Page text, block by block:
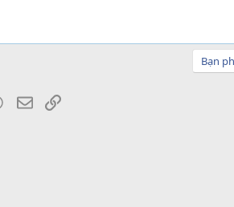
Bạn
WhatsApp
EmailLink